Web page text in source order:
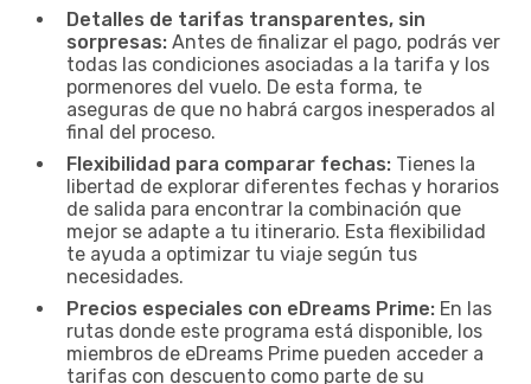
Detalles de tarifas transparentes, sin
sorpresas: Antes de finalizar el pago, podrás ver
todas las condiciones asociadas a la tarifa y los
pormenores del vuelo. De esta forma, te
aseguras de que no habrá cargos inesperados al
final del proceso.
Flexibilidad para comparar fechas: Tienes la
libertad de explorar diferentes fechas y horarios
de salida para encontrar la combinación que
mejor se adapte a tu itinerario. Esta flexibilidad
te ayuda a optimizar tu viaje según tus
necesidades.
Precios especiales con eDreams Prime: En las
rutas donde este programa está disponible, los
miembros de eDreams Prime pueden acceder a
tarifas con descuento como parte de su